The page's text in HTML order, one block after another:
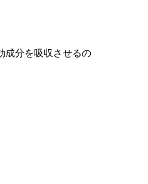
成分を吸収させるの